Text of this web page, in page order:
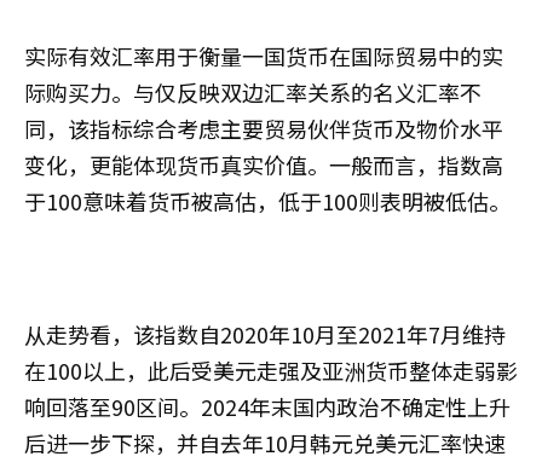
实际有效汇率用于衡量一国货币在国际贸易中的实
际购买力。与仅反映双边汇率关系的名义汇率不
同，该指标综合考虑主要贸易伙伴货币及物价水平
变化，更能体现货币真实价值。一般而言，指数高
于100意味着货币被高估，低于100则表明被低估。
从走势看，该指数自2020年10月至2021年7月维持
在100以上，此后受美元走强及亚洲货币整体走弱影
响回落至90区间。2024年末国内政治不确定性上升
后进一步下探，并自去年10月韩元兑美元汇率快速